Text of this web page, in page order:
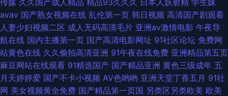
传媒 久久国产成人精品 精品93久久久 日本人妖射精 学生妹
avav 国产熟女视频在线 乱伦第一页 韩日视频 高清国产剧观看
人妻少妇视频二区 成人无码高清毛片 亚洲av激情电影 午夜导
航在线 国内主播第一页 国产高清电影网址 91社区论坛 免费网
站黄色在线 久久偷拍高清亚洲 91午夜在线免费 亚洲精品第五页
麻豆网站在线观看 91精选国产 国产精品亚洲 黄色三级成年 五
月天婷婷爱 国产不卡小视频 AV色哟哟 亚洲天堂丁香五月 91社
网 美女视频黄全免费 国产精品第一页国 另类区另类欧美 欧美